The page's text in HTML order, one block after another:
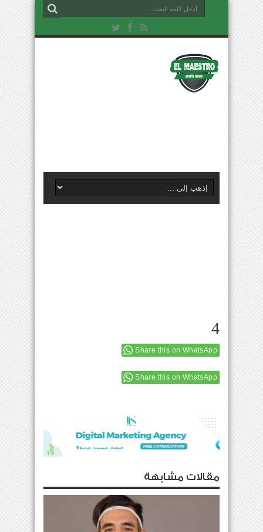
4
Share this on WhatsApp
Share this on WhatsApp
مقالات مشابهة